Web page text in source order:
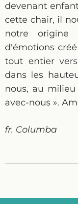
devenant
cette chair, il
notre origine
d'émotions
tout entier
dans les
nous, au
avec-nous ».
fr. Columba